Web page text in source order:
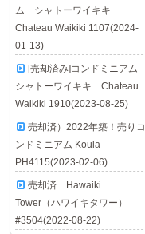
ム シャトーワイキキ
Chateau Waikiki 1107(2024-
01-13)
[売却済み]コンドミニアム
シャトーワイキキ Chateau
Waikiki 1910(2023-08-25)
売却済）2022年築！売りコ
ンドミニアム Koula
PH4115(2023-02-06)
売却済 Hawaiki
Tower（ハワイキタワー）
#3504(2022-08-22)